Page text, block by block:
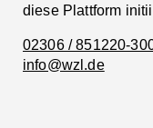
diese Plattform
02306 / 851220-
info@wzl.de